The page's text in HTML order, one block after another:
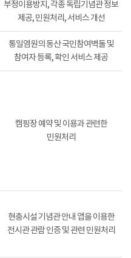
부정이용방지, 각종 독립기념관 정보
제공, 민원처리, 서비스 개선
통일염원의 동산 국민참여벽돌 및
참여자 등록, 확인 서비스 제공
캠핑장 예약 및 이용과 관련한
민원처리
현충시설 기념관 안내 앱을 이용한
전시관 관람 인증 및 관련 민원처리